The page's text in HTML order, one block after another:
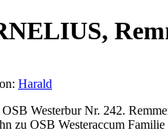
Harald
Westerbur Nr. 242.
zu OSB Westeraccum Familie